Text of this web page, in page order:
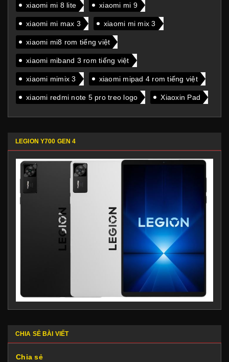
xiaomi mi 8 lite xiaomi mi 9
xiaomi mi max 3 xiaomi mi mix 3
xiaomi mi8 rom tiếng việt
xiaomi miband 3 rom tiếng việt
xiaomi mimix 3 xiaomi mipad 4 rom tiếng việt
xiaomi redmi note 5 pro treo logo Xiaoxin Pad
LEGION Y700 GEN 4
CHIA SẺ BÀI VIẾT
Chia sẻ